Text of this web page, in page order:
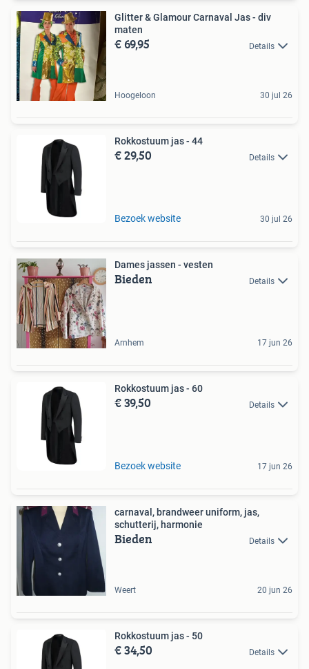
Glitter & Glamour Carnaval Jas - div
maten
€ 69,95 Details
Hoogeloon 30 jul 26
Rokkostuum jas - 44
€ 29,50 Details
Bezoek website 30 jul 26
Dames jassen - vesten
Bieden Details
Arnhem 17 jun 26
Rokkostuum jas - 60
€ 39,50 Details
Bezoek website 17 jun 26
carnaval, brandweer uniform, jas,
schutterij, harmonie
Bieden Details
Weert 20 jun 26
Rokkostuum jas - 50
€ 34,50 Details